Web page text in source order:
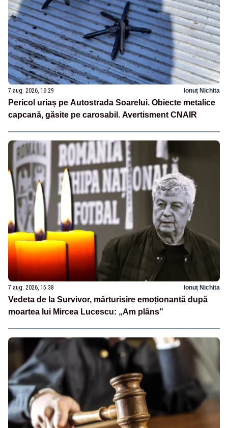
7 aug. 2026, 16:29 Ionuț Nichita
Pericol uriaș pe Autostrada Soarelui. Obiecte metalice
capcană, găsite pe carosabil. Avertisment CNAIR
7 aug. 2026, 15:38 Ionuț Nichita
Vedeta de la Survivor, mărturisire emoționantă după
moartea lui Mircea Lucescu: „Am plâns”